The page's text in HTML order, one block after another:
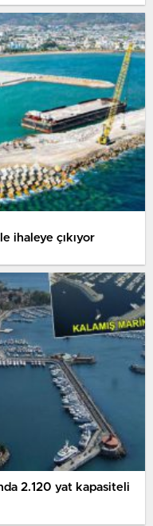
ihaleye çıkıyor
2.120 yat kapasiteli